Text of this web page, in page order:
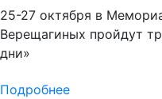
25-27 октября в
Верещагиных пройдут
дни»
Подробнее